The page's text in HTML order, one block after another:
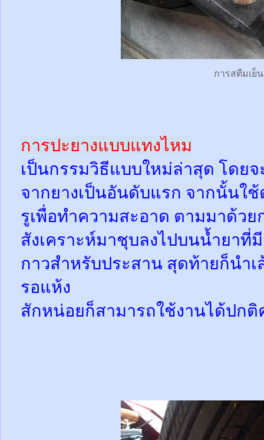
การสตีมเย็น
การปะยางแบบแทงไหม
เป็นกรรมวิธีแบบใหม่ล่าสุด โดย
จากยางเป็นอันดับแรก จากนั้นใ
รูเพื่อทำความสะอาด ตามมาด้วย
สังเคราะห์มาชุบลงไปบนน้ำยาที่
กาวสำหรับประสาน สุดท้ายก็นำเ
รอแห้ง
สักหน่อยก็สามารถใช้งานได้ปกติ